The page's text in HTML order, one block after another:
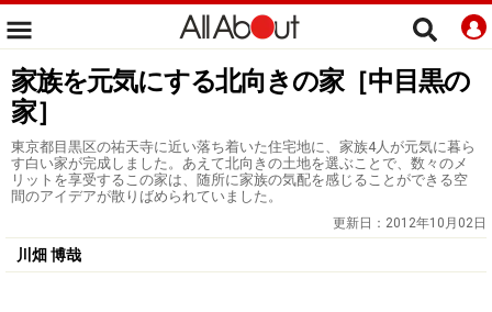
家族を元気にする北向きの家［中目黒の
家］
東京都目黒区の祐天寺に近い落ち着いた住宅地に、家族4人が元気に暮ら
す白い家が完成しました。あえて北向きの土地を選ぶことで、数々のメ
リットを享受するこの家は、随所に家族の気配を感じることができる空
間のアイデアが散りばめられていました。
更新日： 2012年10月02日
川畑 博哉